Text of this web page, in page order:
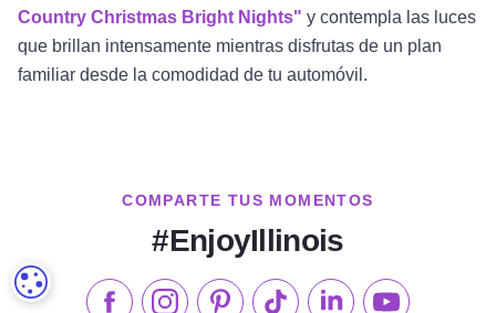
Country Christmas Bright Nights" y contempla las luces
que brillan intensamente mientras disfrutas de un plan
familiar desde la comodidad de tu automóvil.
COMPARTE TUS MOMENTOS
#EnjoyIllinois
CONFIGURACIÓN DE COOKIES